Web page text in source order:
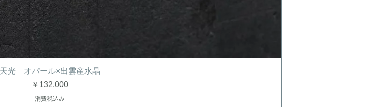
天光 オパール×出雲産水晶
価格
￥132,000
消費税込み